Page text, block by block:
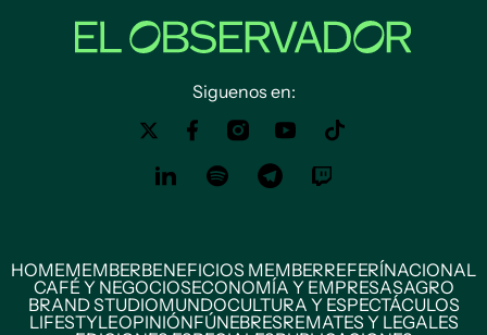
Siguenos en:
HOMEMEMBERBENEFICIOS MEMBERREFERÍNACIONAL
CAFÉ Y NEGOCIOSECONOMÍA Y EMPRESASAGRO
BRAND STUDIOMUNDOCULTURA Y ESPECTÁCULOS
LIFESTYLEOPINIÓNFÚNEBRESREMATES Y LEGALES